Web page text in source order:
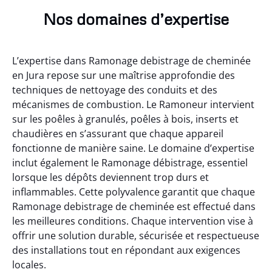
Nos domaines d’expertise
L’expertise dans Ramonage debistrage de cheminée
en Jura repose sur une maîtrise approfondie des
techniques de nettoyage des conduits et des
mécanismes de combustion. Le Ramoneur intervient
sur les poêles à granulés, poêles à bois, inserts et
chaudières en s’assurant que chaque appareil
fonctionne de manière saine. Le domaine d’expertise
inclut également le Ramonage débistrage, essentiel
lorsque les dépôts deviennent trop durs et
inflammables. Cette polyvalence garantit que chaque
Ramonage debistrage de cheminée est effectué dans
les meilleures conditions. Chaque intervention vise à
offrir une solution durable, sécurisée et respectueuse
des installations tout en répondant aux exigences
locales.